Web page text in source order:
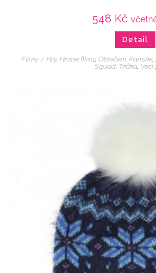
548 Kč
Detail
Filmy / Hry, Hrané filmy, Oblečení, Pánské,
Squad, Trička, Veci